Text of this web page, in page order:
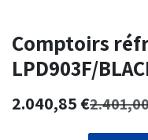
Comptoirs
LPD903F/
2.040,85€